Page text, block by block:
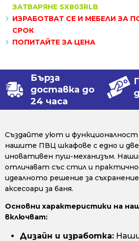
ЗАТВАРЯНЕ SX803RLB
ИЗРАБОТВАТ СЕ И МЕБЕЛИ ЗА
СРОК
ПОПИТАЙТЕ ЗА ЦЕНА
Бърза
доставка до
24 часа
Създайте уют и функционалност
нашите ПВЦ шкафове с едно и
иновативен пуш-механизъм.
отличават със стил и
идеалното решение за
аксесоари за баня.
Основни характеристики на
включват:
Дизайн и изработка: